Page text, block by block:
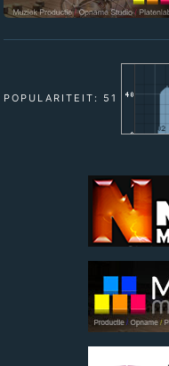
POPULARITEIT: 51